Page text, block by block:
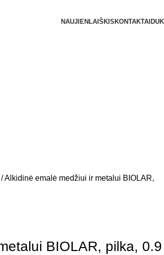
NAUJIENLAIŠKISKONTAKTAIDUK
Alkidinė emalė medžiui ir metalui BIOLAR,
BIOLAR, pilka, 0.9